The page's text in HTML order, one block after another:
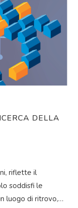
DELLA
riflette il
soddisfi le
luogo di ritrovo,…